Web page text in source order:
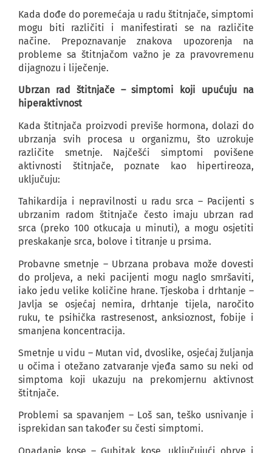
Kada dođe do poremećaja u radu štitnjače, simptomi
mogu biti različiti i manifestirati se na različite
načine. Prepoznavanje znakova upozorenja na
probleme sa štitnjačom važno je za pravovremenu
dijagnozu i liječenje.
Ubrzan rad štitnjače – simptomi koji upućuju na
hiperaktivnost
Kada štitnjača proizvodi previše hormona, dolazi do
ubrzanja svih procesa u organizmu, što uzrokuje
različite smetnje. Najčešći simptomi povišene
aktivnosti štitnjače, poznate kao hipertireoza,
uključuju:
Tahikardija i nepravilnosti u radu srca – Pacijenti s
ubrzanim radom štitnjače često imaju ubrzan rad
srca (preko 100 otkucaja u minuti), a mogu osjetiti
preskakanje srca, bolove i titranje u prsima.
Probavne smetnje – Ubrzana probava može dovesti
do proljeva, a neki pacijenti mogu naglo smršaviti,
iako jedu velike količine hrane. Tjeskoba i drhtanje –
Javlja se osjećaj nemira, drhtanje tijela, naročito
ruku, te psihička rastresenost, anksioznost, fobije i
smanjena koncentracija.
Smetnje u vidu – Mutan vid, dvoslike, osjećaj žuljanja
u očima i otežano zatvaranje vjeđa samo su neki od
simptoma koji ukazuju na prekomjernu aktivnost
štitnjače.
Problemi sa spavanjem – Loš san, teško usnivanje i
isprekidan san također su česti simptomi.